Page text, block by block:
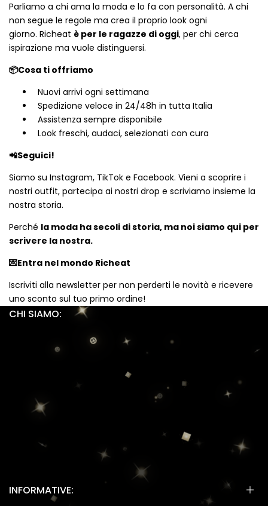
Parliamo a chi ama la moda e lo fa con personalità. A chi
non segue le regole ma crea il proprio look ogni
giorno. Richeat è per le ragazze di oggi, per chi cerca
ispirazione ma vuole distinguersi.
📦Cosa ti offriamo
Nuovi arrivi ogni settimana
Spedizione veloce in 24/48h in tutta Italia
Assistenza sempre disponibile
Look freschi, audaci, selezionati con cura
📲Seguici!
Siamo su Instagram, TikTok e Facebook. Vieni a scoprire i
nostri outfit, partecipa ai nostri drop e scriviamo insieme la
nostra storia.
Perché la moda ha secoli di storia, ma noi siamo qui per
scrivere la nostra.
💌Entra nel mondo Richeat
Iscriviti alla newsletter per non perderti le novità e ricevere
uno sconto sul tuo primo ordine!
CHI SIAMO:
Viale Ungheria 73, 00039 Zagarolo (RM), Italia
info@richeat-shop.com
INFORMATIVE: